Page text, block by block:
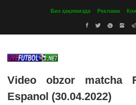
Биз ҳақимизда Реклама
Video obzor matcha
Espanol (30.04.2022)